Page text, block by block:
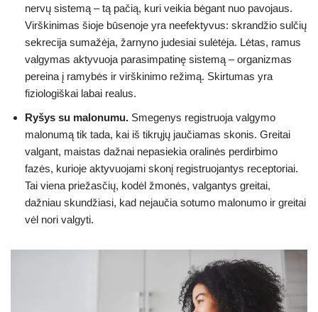
nervų sistemą – tą pačią, kuri veikia bėgant nuo pavojaus.
Virškinimas šioje būsenoje yra neefektyvus: skrandžio sulčių
sekrecija sumažėja, žarnyno judesiai sulėtėja. Lėtas, ramus
valgymas aktyvuoja parasimpatinę sistemą – organizmas
pereina į ramybės ir virškinimo režimą. Skirtumas yra
fiziologiškai labai realus.
Ryšys su malonumu. Smegenys registruoja valgymo
malonumą tik tada, kai iš tikrųjų jaučiamas skonis. Greitai
valgant, maistas dažnai nepasiekia oralinės perdirbimo
fazės, kurioje aktyvuojami skonį registruojantys receptoriai.
Tai viena priežasčių, kodėl žmonės, valgantys greitai,
dažniau skundžiasi, kad nejaučia sotumo malonumo ir greitai
vėl nori valgyti.